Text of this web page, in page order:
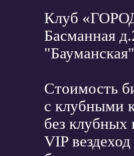
Клуб
Басманная
Стоимость
с клубными
без клубных
VIP